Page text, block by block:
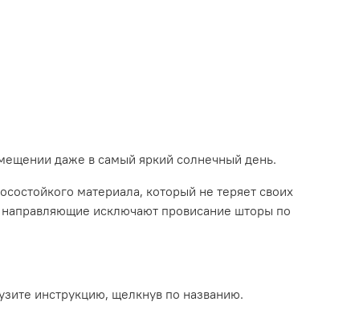
даже в самый яркий солнечный день.
материала, который не теряет своих
направляющие исключают провисание шторы по
инструкцию, щелкнув по названию.